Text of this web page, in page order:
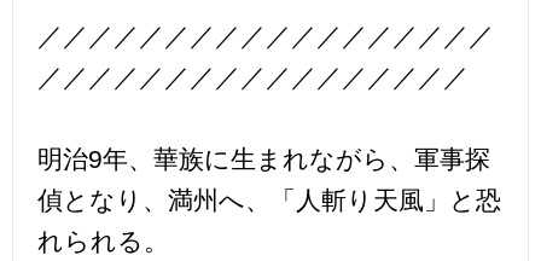
／／／／／／／／／／／／／／／／／／
／／／／／／／／／／／／／／／／／
明治9年、華族に生まれながら、軍事探
偵となり、満州へ、「人斬り天風」と恐
れられる。